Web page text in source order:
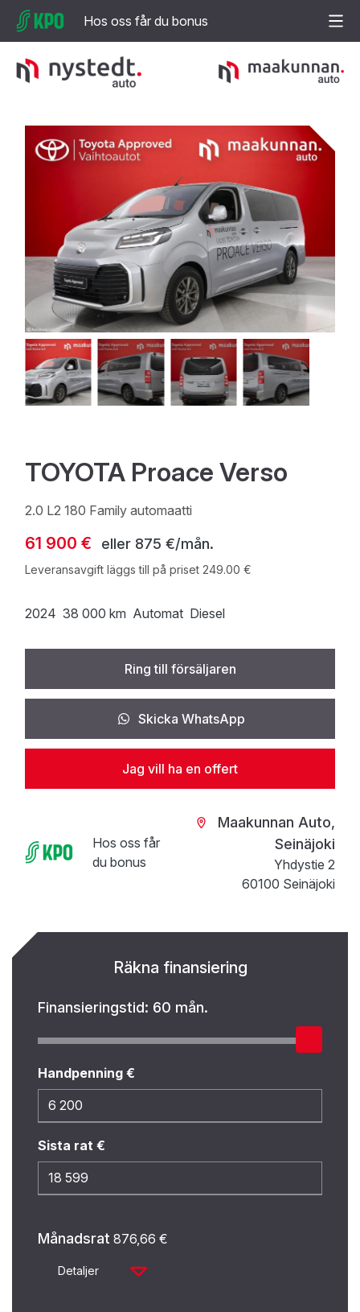
Hos oss får du bonus
TOYOTA Proace Verso
2.0 L2 180 Family automaatti
61 900 € eller 875 €/mån.
Leveransavgift läggs till på priset 249.00 €
2024 38 000 km Automat Diesel
Ring till försäljaren
Skicka WhatsApp
Jag vill ha en offert
Hos oss får
du bonus
Maakunnan Auto,
Seinäjoki
Yhdystie 2
60100 Seinäjoki
Räkna finansiering
Finansieringstid: 60 mån.
Handpenning €
Sista rat €
Månadsrat 876,66 €
Detaljer